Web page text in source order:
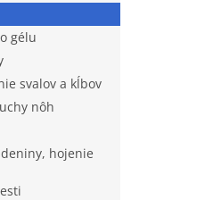
gélu
svalov a kĺbov
nôh
hojenie